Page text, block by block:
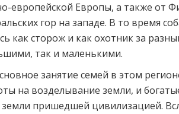
европейской Европы, а также от
гор на западе. В то время
как сторож и как охотник за
так и маленькими.
занятие семей в этом
на возделывание земли, и
земли пришедшей цивилизацией.